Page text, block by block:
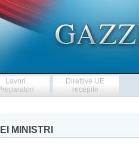
Lavori
Direttive UE
recepite
MINISTRI